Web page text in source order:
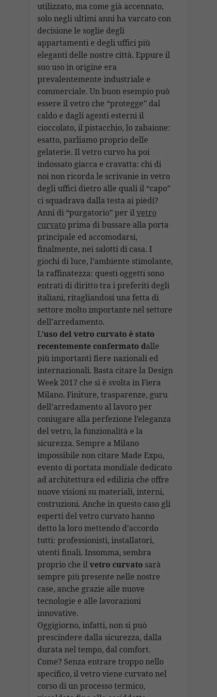
utilizzato, ma come già accennato,
solo negli ultimi anni ha varcato con
decisione le soglie degli
appartamenti e degli uffici più
eleganti delle nostre città. Eppure il
suo uso in origine era
prevalentemente industriale e
commerciale. Un buon esempio può
essere il vetro che “protegge” dal
caldo e dagli agenti esterni il
cioccolato, il pistacchio, lo zabaione:
esatto, parliamo proprio delle
gelaterie. Il vetro curvo ha poi
indossato giacca e cravatta: chi di
noi non ricorda le scrivanie in vetro
degli uffici dietro alle quali il “capo”
ci squadrava dalla testa ai piedi?
Anni di “purgatorio” per ilvetro
curvatoprima di bussare alla porta
principale ed accomodarsi,
finalmente, nei salotti di casa. I
giochi di luce, l’ambiente stimolante,
la raffinatezza: questi oggetti sono
entrati di diritto tra i preferiti degli
italiani, ritagliandosi una fetta di
settore molto importante nel settore
dell’arredamento.
L’uso del vetro curvato è stato
recentemente confermato dalle
più importanti fiere nazionali ed
internazionali. Basta citare la Design
Week 2017 che si è svolta in Fiera
Milano. Finiture, trasparenze, guru
dell’arredamento al lavoro per
coniugare alla perfezione l’eleganza
del vetro, la funzionalità e la
sicurezza. Sempre a Milano
impossibile non citare Made Expo,
evento di portata mondiale dedicato
ad architettura ed edilizia che offre
nuove visioni su materiali, interni,
costruzioni. Anche in questo caso gli
esperti del vetro curvato hanno
detto la loro mettendo d’accordo
tutti: professionisti, installatori,
utenti finali. Insomma, sembra
proprio che ilvetro curvato sarà
sempre più presente nelle nostre
case, anche grazie alle nuove
tecnologie e alle lavorazioni
innovative.
Oggigiorno, infatti, non si può
prescindere dalla sicurezza, dalla
durata nel tempo, dal comfort.
Come? Senza entrare troppo nello
specifico, il vetro viene curvato nel
corso di un processo termico,